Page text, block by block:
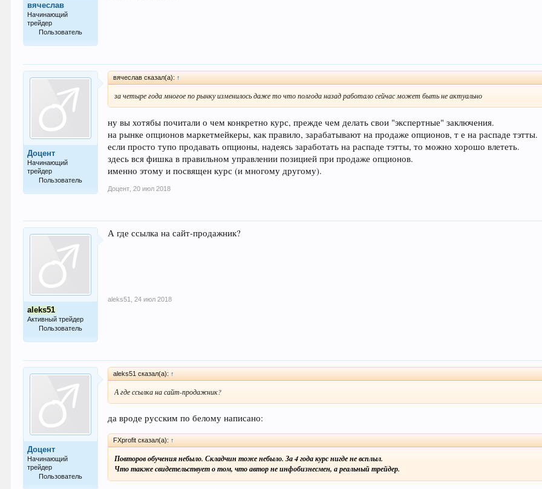
вячеслав
Начинающий
трейдер
Пользователь
Доцент
Начинающий
трейдер
Пользователь
вячеслав сказал(а): ↑
за четыре года многое по рынку изменилось даже то что полгода назад работало сейчас может быть не актуально
ну вы хотябы почитали о чем конкретно курс, прежде чем делать свои "экспертные" заключения.
на рынке опционов маркетмейкеры, как правило, зарабатывают на продаже опционов, т е на распаде тэтты.
если просто тупо продавать опционы, надеясь заработать на распаде тэтты, то можно хорошо влететь.
здесь вся фишка в правильном управлении позицией при продаже опционов.
именно этому и посвящен курс (и многому другому).
Доцент 20 июл 2018
aleks51
Активный трейдер
Пользователь
А где ссылка на сайт-продажник?
aleks51 24 июл 2018
Доцент
Начинающий
трейдер
Пользователь
aleks51 сказал(а): ↑
А где ссылка на сайт-продажник?
да вроде русским по белому написано:
FXprofit сказал(а): ↑
Повторов обучения небыло. Складчин тоже небыло. За 4 года курс нигде не всплыл.
Что также свидетельствует о том, что автор не инфобизнесмен, а реальный трейдер.